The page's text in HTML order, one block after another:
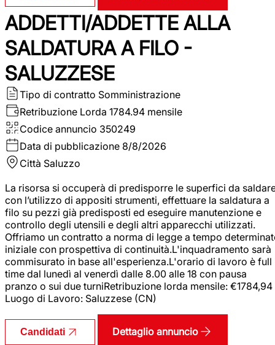
ADDETTI/ADDETTE ALLA
SALDATURA A FILO -
SALUZZESE
Tipo di contratto Somministrazione
Retribuzione Lorda 1784.94 mensile
Codice annuncio 350249
Data di pubblicazione 8/8/2026
Città Saluzzo
La risorsa si occuperà di predisporre le superfici da
con l’utilizzo di appositi strumenti, effettuare la saldatura a
filo su pezzi già predisposti ed eseguire manutenzione e
controllo degli utensili e degli altri apparecchi utilizzati.
Offriamo un contratto a norma di legge a tempo
iniziale con prospettiva di continuità.L'inquadramento sarà
commisurato in base all'esperienza.L'orario di lavoro è full
time dal lunedì al venerdì dalle 8.00 alle 18 con pausa
pranzo o sui due turniRetribuzione lorda mensile: €1784,94
Luogo di Lavoro: Saluzzese (CN)
Candidati Dettaglio annuncio